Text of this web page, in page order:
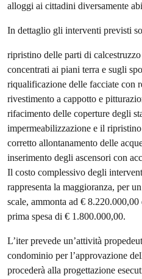
alloggi ai cittadini diversamente
In dettaglio gli interventi previsti
ripristino delle parti di
concentrati ai piani terra e sugli
riqualificazione delle facciate con
rivestimento a cappotto e
rifacimento delle coperture degli
impermeabilizzazione e il
corretto allontanamento delle
inserimento degli ascensori con
Il costo complessivo degli
rappresenta la maggioranza, per
scale, ammonta ad €
prima spesa di € 1.800.000,00.
L’iter prevede un’attività
condominio per l’approvazione
procederà alla progettazione